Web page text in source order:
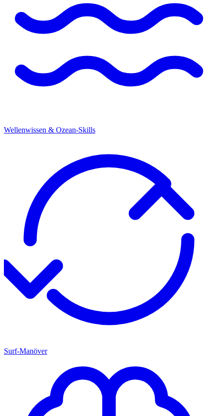
Wellenwissen & Ozean-Skills
Surf-Manöver